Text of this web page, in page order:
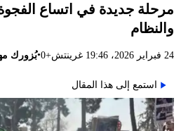
مرحلة جديدة في اتساع
والنظام
24 فبراير 2026، 19:46 غرينتش+0 •بُزورك
استمع إلى هذا المقال